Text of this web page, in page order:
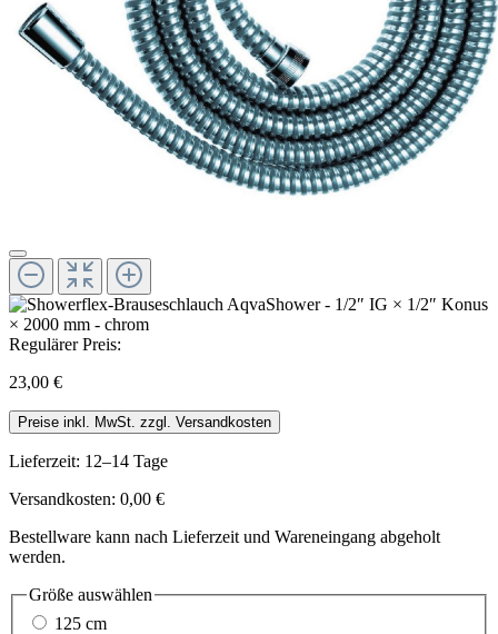
Regulärer Preis:
23,00 €
Preise inkl. MwSt. zzgl. Versandkosten
Lieferzeit: 12–14 Tage
Versandkosten: 0,00 €
Bestellware kann nach Lieferzeit und Wareneingang abgeholt
werden.
Größe auswählen
125 cm